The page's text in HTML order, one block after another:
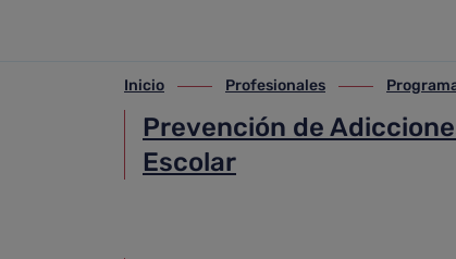
ir-a inicio
Inicio
ir-a Profesionales
Profesionales
ir-a Programas
Prevención de
Escolar